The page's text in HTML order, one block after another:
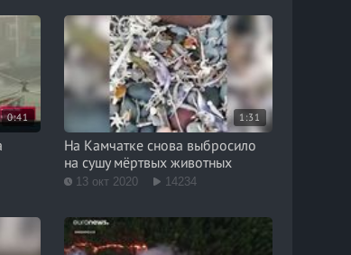
0:41 1:31
На Камчатке снова выбросило
на сушу мёртвых животных
13 окт 2020 14234